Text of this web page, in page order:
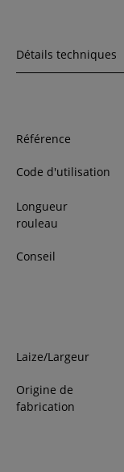
Détails techniques
Référence
Code d'utilisation
Longueur
rouleau
Conseil
Laize/Largeur
Origine de
fabrication